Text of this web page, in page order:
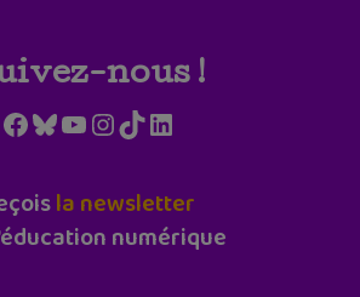
nous !
Facebook
Bluesky
YouTube
Instagram
TikTokLinkedIn
la newsletter
numérique